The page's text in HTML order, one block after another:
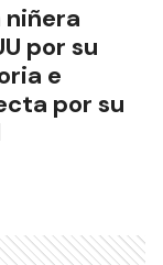
niñera
por su
e
por su